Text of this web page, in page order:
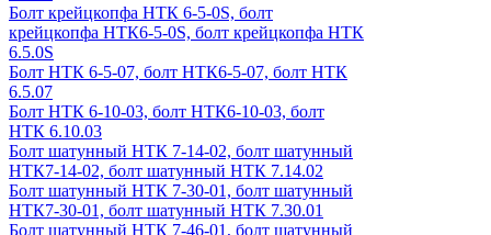
Болт крейцкопфа НТК 6-5-0S, болт
крейцкопфа НТК6-5-0S, болт крейцкопфа НТК
6.5.0S
Болт НТК 6-5-07, болт НТК6-5-07, болт НТК
6.5.07
Болт НТК 6-10-03, болт НТК6-10-03, болт
НТК 6.10.03
Болт шатунный НТК 7-14-02, болт шатунный
НТК7-14-02, болт шатунный НТК 7.14.02
Болт шатунный НТК 7-30-01, болт шатунный
НТК7-30-01, болт шатунный НТК 7.30.01
Болт шатунный НТК 7-46-01, болт шатунный